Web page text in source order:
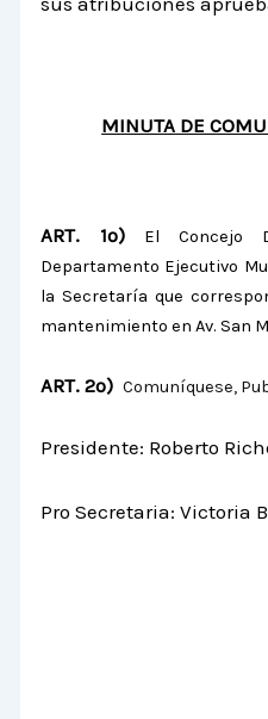
MINUTA DE
ART. 1º) El Concejo
Departamento Ejecutivo
la Secretaría que
mantenimiento en Av. San
ART. 2º) Comuníquese,
Presidente: Roberto
Pro Secretaria: Victoria